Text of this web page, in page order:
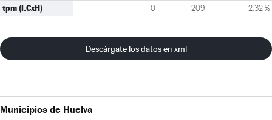
tpm (I.CxH) 0 209 2,32 %
Descárgate los datos en xml
Municipios de Huelva